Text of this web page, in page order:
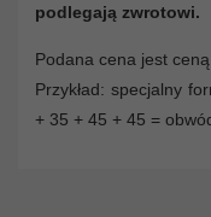
podlegają zwrotowi.
Podana cena jest
Przykład: specjalny
+ 35 + 45 + 45 =